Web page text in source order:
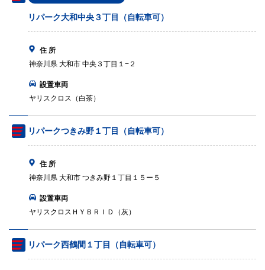
リパーク大和中央３丁目（自転車可）
住 所
神奈川県 大和市 中央３丁目１−２
設置車両
ヤリスクロス（白茶）
リパークつきみ野１丁目（自転車可）
住 所
神奈川県 大和市 つきみ野１丁目１５ー５
設置車両
ヤリスクロスＨＹＢＲＩＤ（灰）
リパーク西鶴間１丁目（自転車可）